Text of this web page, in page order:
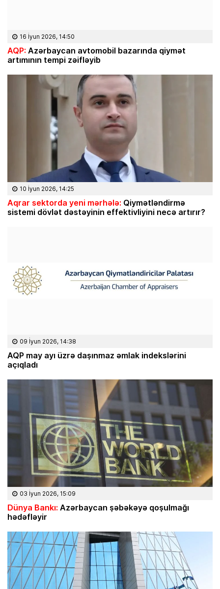
16 İyun 2026, 14:50
AQP: Azərbaycan avtomobil bazarında qiymət
artımının tempi zəifləyib
10 İyun 2026, 14:25
Aqrar sektorda yeni mərhələ: Qiymətləndirmə
sistemi dövlət dəstəyinin effektivliyini necə artırır?
09 İyun 2026, 14:38
AQP may ayı üzrə daşınmaz əmlak indekslərini
açıqladı
03 İyun 2026, 15:09
Dünya Bankı: Azərbaycan şəbəkəyə qoşulmağı
hədəfləyir